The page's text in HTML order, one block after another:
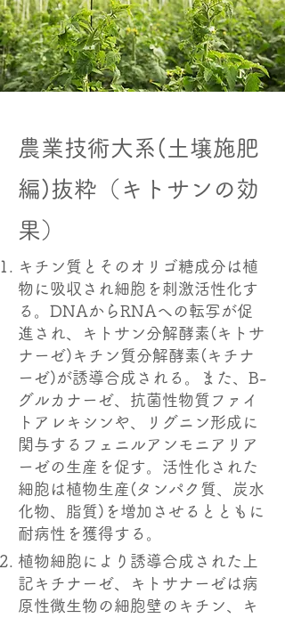
農業技術大系(土壌施肥
編)抜粋（キトサンの効
果）
キチン質とそのオリゴ糖成分は植
物に吸収され細胞を刺激活性化す
る。DNAからRNAへの転写が促
進され、キトサン分解酵素(キトサ
ナーゼ)キチン質分解酵素(キチナ
ーゼ)が誘導合成される。また、B-
グルカナーゼ、抗菌性物質ファイ
トアレキシンや、リグニン形成に
関与するフェニルアンモニアリア
ーゼの生産を促す。活性化された
細胞は植物生産(タンパク質、炭水
化物、脂質)を増加させるとともに
耐病性を獲得する。
植物細胞により誘導合成された上
記キチナーゼ、キトサナーゼは病
原性微生物の細胞壁のキチン、キ